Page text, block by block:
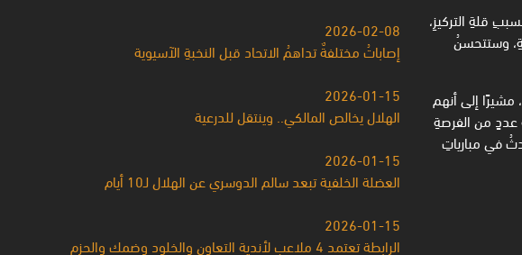
قلةِ التركيزِ،
وستتحسنُ
مشيرًا إلى أنهم
عددٍ من الفرصةِ
في مبارياتِ
2026-02-08
إصاباتُ مختلفةٌ تداهمُ الاتحاد قبل النخبةِ الآسيوية
2026-01-15
الهلال يخالص المالكي.. وينتقل للدرعية
2026-01-15
العضلة الخلفية تبعد سالم الدوسري عن الهلال لـ10 أيام
2026-01-15
الرابطة تعتمد 4 ملاعب لأندية التعاون والخلود وضمك والحزم